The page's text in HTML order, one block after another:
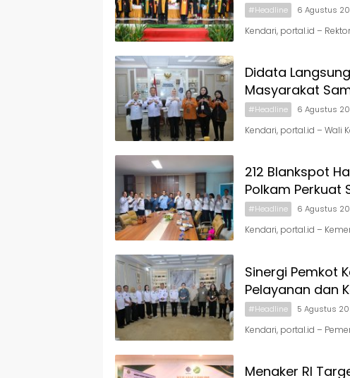
#Headline 6 Agustus
Kendari, portal.id –
Didata
Masyarakat
#Headline 6 Agustus
Kendari, portal.id – Wali
212 Blankspot
Polkam Perkuat
#Headline 6 Agustus
Kendari, portal.id –
Sinergi Pemkot
Pelayanan dan
#Headline 5 Agustus
Kendari, portal.id –
Menaker RI